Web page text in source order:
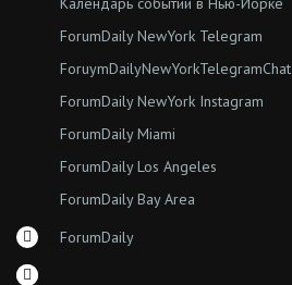
ForumDaily NewYork Telegram
ForuymDailyNewYorkTelegramChat
ForumDaily NewYork Instagram
ForumDaily Miami
ForumDaily Los Angeles
ForumDaily Bay Area
ForumDaily